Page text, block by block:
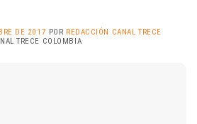
DE 2017 POR REDACCIÓN CANAL TRECE
TRECE COLOMBIA